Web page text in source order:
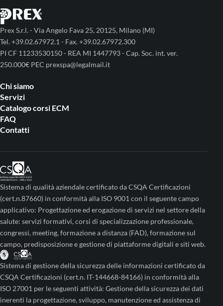
Prex S.r.l. - Via Angelo Fava 25, 20125, Milano (MI)
Tel. +39.02.67972.1 - Fax. +39.02.67972.300
PI CF 11233530150 - REA MI 1447793 - Cap. Soc. int. ver.
250.000€ PEC prexspa@legalmail.it
Chi siamo
Servizi
Catalogo corsi ECM
FAQ
Contatti
Sistema di qualità aziendale certificato da CSQA Certificazioni
(cert.n.87660) in conformità alla ISO 9001 con il seguente campo
applicativo: Progettazione ed erogazione di servizi nel settore della
salute: servizi formativi, corsi di specializzazione professionale,
congressi, meeting, formazione a distanza (FAD), formazione sul
campo, predisposizione e gestione di piattaforme digitali e siti web.
Sistema di gestione della sicurezza delle informazioni certificato da
CSQA Certificazioni (cert.n. IT-144668-84166) in conformità alla
ISO 27001 per le seguenti attività: Gestione della sicurezza dei dati
inerenti la progettazione, sviluppo, manutenzione ed assistenza di